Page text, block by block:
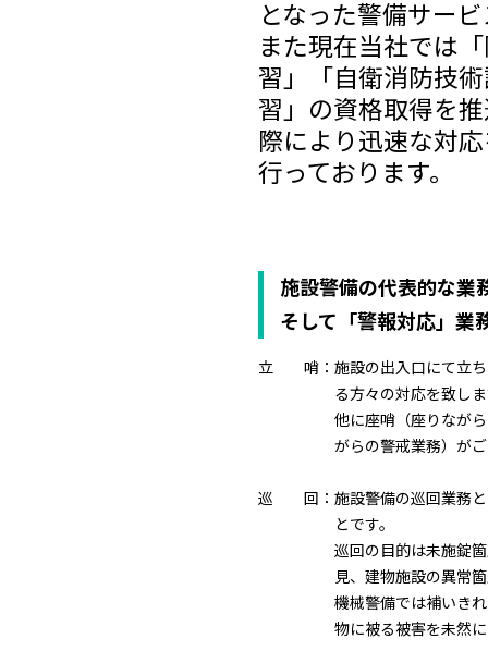
となった警備サー
また現在当社では
習」「自衛消防技
習」の資格取得を
際により迅速な対
行っております。
施設警備の代表的な業
そして「警報対応」業
立 哨： 施設の出入口にて立
る方々の対応を致し
他に座哨（座りなが
がらの警戒業務）が
巡 回： 施設警備の巡回業務
とです。
巡回の目的は未施錠
見、建物施設の異常
機械警備では補いき
物に被る被害を未然